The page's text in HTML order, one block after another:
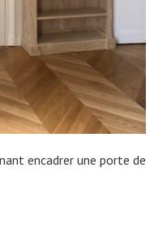
encadrer une porte de